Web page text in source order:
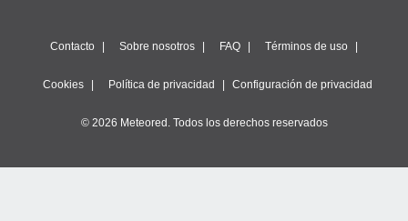
Contacto Sobre nosotros FAQ Términos de uso
Cookies Política de privacidad Configuración de privacidad
© 2026 Meteored. Todos los derechos reservados